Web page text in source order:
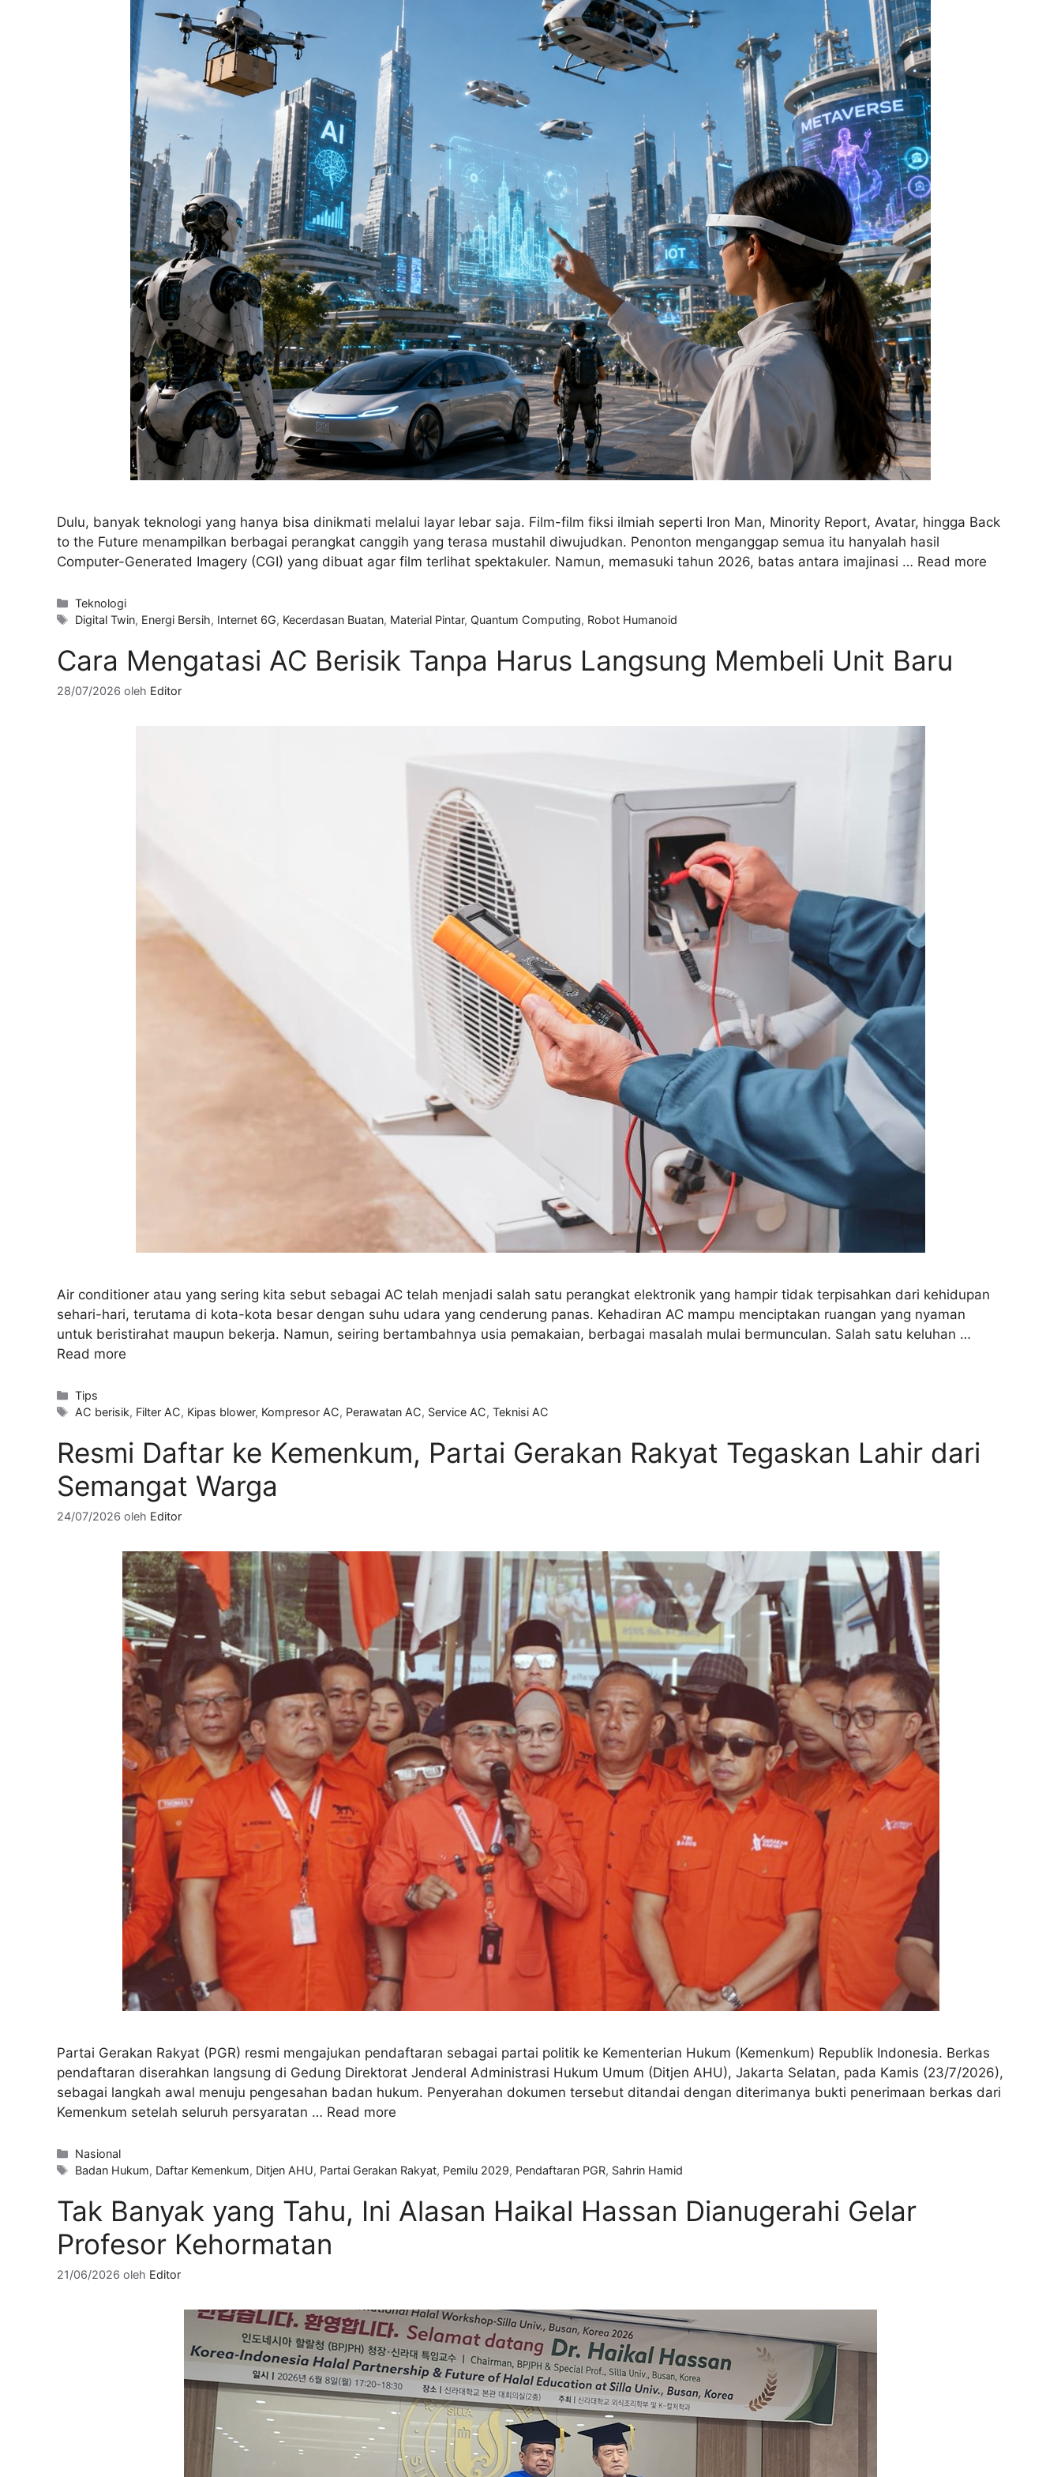
Dulu, banyak teknologi yang hanya bisa dinikmati melalui layar lebar saja. Film-film fiksi ilmiah seperti Iron Man, Minority Report, Avatar, hingga Back
to the Future menampilkan berbagai perangkat canggih yang terasa mustahil diwujudkan. Penonton menganggap semua itu hanyalah hasil
Computer-Generated Imagery (CGI) yang dibuat agar film terlihat spektakuler. Namun, memasuki tahun 2026, batas antara imajinasi … Read more
Kategori
Teknologi
Tag
Digital Twin, Energi Bersih, Internet 6G, Kecerdasan Buatan, Material Pintar, Quantum Computing, Robot Humanoid
Cara Mengatasi AC Berisik Tanpa Harus Langsung Membeli Unit Baru
28/07/2026 oleh Editor
Air conditioner atau yang sering kita sebut sebagai AC telah menjadi salah satu perangkat elektronik yang hampir tidak terpisahkan dari kehidupan
sehari-hari, terutama di kota-kota besar dengan suhu udara yang cenderung panas. Kehadiran AC mampu menciptakan ruangan yang nyaman
untuk beristirahat maupun bekerja. Namun, seiring bertambahnya usia pemakaian, berbagai masalah mulai bermunculan. Salah satu keluhan …
Read more
Kategori
Tips
Tag
AC berisik, Filter AC, Kipas blower, Kompresor AC, Perawatan AC, Service AC,Teknisi AC
Resmi Daftar ke Kemenkum, Partai Gerakan Rakyat Tegaskan Lahir dari
Semangat Warga
24/07/2026 oleh Editor
Partai Gerakan Rakyat (PGR) resmi mengajukan pendaftaran sebagai partai politik ke Kementerian Hukum (Kemenkum) Republik Indonesia. Berkas
pendaftaran diserahkan langsung di Gedung Direktorat Jenderal Administrasi Hukum Umum (Ditjen AHU), Jakarta Selatan, pada Kamis (23/7/2026),
sebagai langkah awal menuju pengesahan badan hukum. Penyerahan dokumen tersebut ditandai dengan diterimanya bukti penerimaan berkas dari
Kemenkum setelah seluruh persyaratan … Read more
Kategori
Nasional
Tag
Badan Hukum, Daftar Kemenkum, Ditjen AHU, Partai Gerakan Rakyat, Pemilu 2029, Pendaftaran PGR, Sahrin Hamid
Tak Banyak yang Tahu, Ini Alasan Haikal Hassan Dianugerahi Gelar
Profesor Kehormatan
21/06/2026 oleh Editor